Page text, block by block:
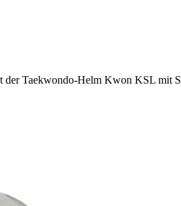
der Taekwondo-Helm Kwon KSL mit